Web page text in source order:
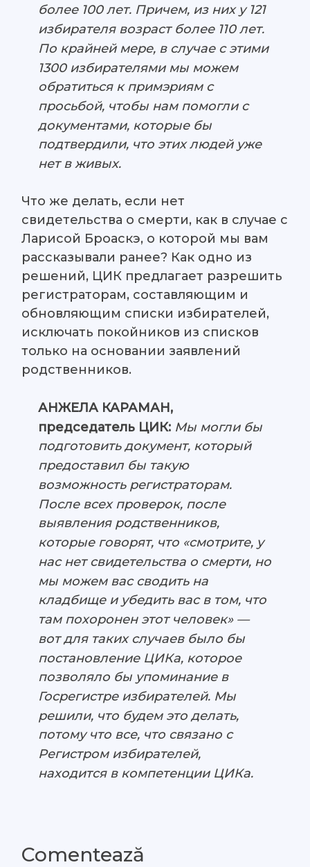
более 100 лет. Причем, из них у 121
избирателя возраст более 110 лет.
По крайней мере, в случае с этими
1300 избирателями мы можем
обратиться к примэриям с
просьбой, чтобы нам помогли с
документами, которые бы
подтвердили, что этих людей уже
нет в живых.
Что же делать, если нет
свидетельства о смерти, как в случае с
Ларисой Броаскэ, о которой мы вам
рассказывали ранее? Как одно из
решений, ЦИК предлагает разрешить
регистраторам, составляющим и
обновляющим списки избирателей,
исключать покойников из списков
только на основании заявлений
родственников.
АНЖЕЛА КАРАМАН,
председатель ЦИК: Мы могли бы
подготовить документ, который
предоставил бы такую
возможность регистраторам.
После всех проверок, после
выявления родственников,
которые говорят, что «смотрите, у
нас нет свидетельства о смерти, но
мы можем вас сводить на
кладбище и убедить вас в том, что
там похоронен этот человек» —
вот для таких случаев было бы
постановление ЦИКа, которое
позволяло бы упоминание в
Госрегистре избирателей. Мы
решили, что будем это делать,
потому что все, что связано с
Регистром избирателей,
находится в компетенции ЦИКа.
Comentează